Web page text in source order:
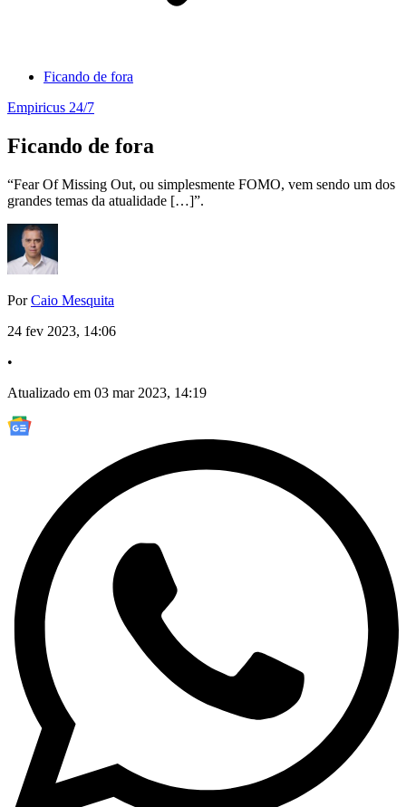
Ficando de fora
Empiricus 24/7
Ficando de fora
“Fear Of Missing Out, ou simplesmente FOMO, vem sendo um dos
grandes temas da atualidade […]”.
PorCaio Mesquita
24 fev 2023, 14:06
•
Atualizado em 03 mar 2023, 14:19